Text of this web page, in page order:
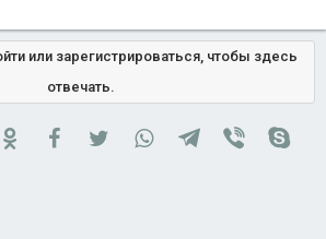
или зарегистрироваться, чтобы здесь
отвечать.
Одноклассники
FacebookTwitterWhatsAppTelegram
Viber